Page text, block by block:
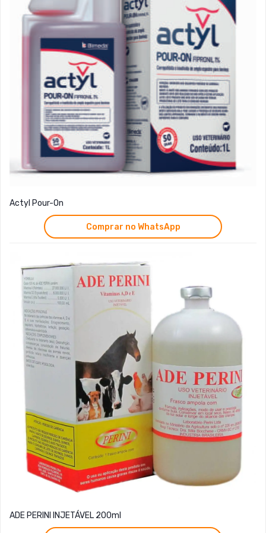
Actyl Pour-On
Comprar no WhatsApp
ADE PERINI INJETÁVEL 200ml